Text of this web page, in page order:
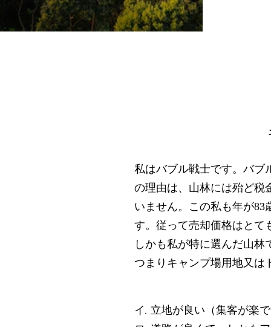
私はバブル戦士です。バブ
の理由は、山林には殆ど税
いません。この私も年が83
す。従って売却価格はとて
しかも私が特に選んだ山
つまりキャンプ場用地又は
イ. 立地が良い（集客が楽